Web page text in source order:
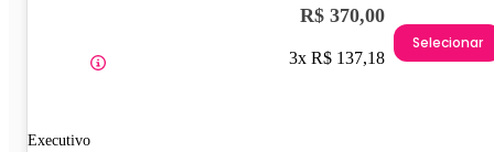
Executivo
R$ 370,00
3x R$ 137,18
Selecionar